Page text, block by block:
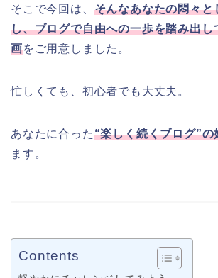
そこで今回は、 そんなあなたの悶々と
し、ブログで自由への一歩を踏み出し
画をご用意しました。
忙しくても、初心者でも大丈夫。
あなたに合った“楽しく続くブログ”の
ます。
Contents